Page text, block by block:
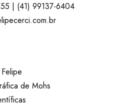
| (41) 99137-6404
de Mohs